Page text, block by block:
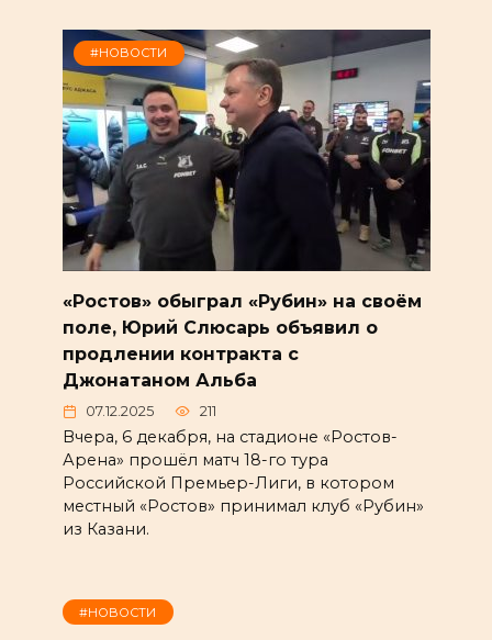
#НОВОСТИ
«Ростов» обыграл «Рубин» на своём
поле, Юрий Слюсарь объявил о
продлении контракта с
Джонатаном Альба
07.12.2025 211
Вчера, 6 декабря, на стадионе «Ростов-
Арена» прошёл матч 18-го тура
Российской Премьер-Лиги, в котором
местный «Ростов» принимал клуб «Рубин»
из Казани.
#НОВОСТИ